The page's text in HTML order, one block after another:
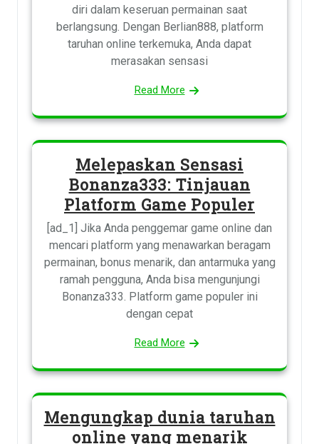
diri dalam keseruan permainan saat
berlangsung. Dengan Berlian888, platform
taruhan online terkemuka, Anda dapat
merasakan sensasi
Read More
Melepaskan Sensasi
Bonanza333: Tinjauan
Platform Game Populer
[ad_1] Jika Anda penggemar game online dan
mencari platform yang menawarkan beragam
permainan, bonus menarik, dan antarmuka yang
ramah pengguna, Anda bisa mengunjungi
Bonanza333. Platform game populer ini
dengan cepat
Read More
Mengungkap dunia taruhan
online yang menarik